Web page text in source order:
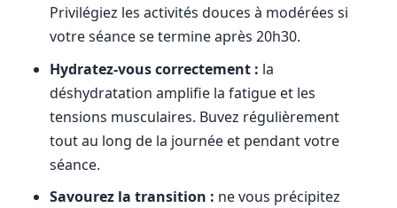
Privilégiez les activités douces à modérées si
votre séance se termine après 20h30.
Hydratez-vous correctement : la
déshydratation amplifie la fatigue et les
tensions musculaires. Buvez régulièrement
tout au long de la journée et pendant votre
séance.
Savourez la transition : ne vous précipitez